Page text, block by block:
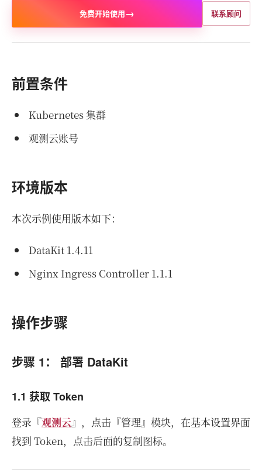
免费开始使用→ 联系顾问
前置条件
Kubernetes 集群
观测云账号
环境版本
本次示例使用版本如下：
DataKit 1.4.11
Nginx Ingress Controller 1.1.1
操作步骤
步骤 1： 部署 DataKit
1.1 获取 Token
登录『观测云』，点击『管理』模块，在基本设置界面
找到 Token，点击后面的复制图标。